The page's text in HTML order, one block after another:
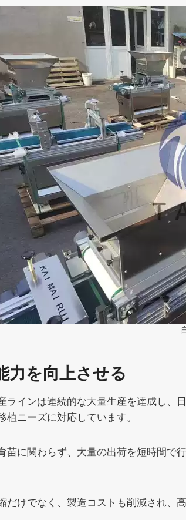
力を向上させる
ラインは連続的な大量生産を達成し、
ニーズに対応しています。
苗に関わらず、大量の出荷を短時間で
だけでなく、製造コストも削減され、